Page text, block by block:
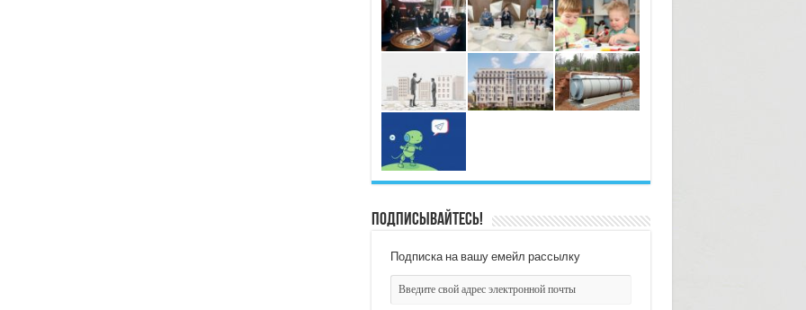
Подписывайтесь!
Подписка на вашу емейл рассылку